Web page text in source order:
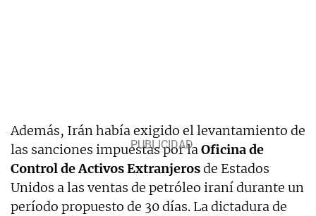
Además, Irán había exigido el levantamiento de
las sanciones impuestas por laOficina de
Control de Activos Extranjerosde Estados
Unidos a las ventas de petróleo iraní durante un
período propuesto de 30 días. La dictadura de